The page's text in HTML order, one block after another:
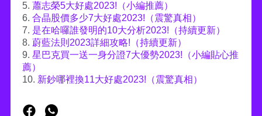
5. 蕭志榮5大好處2023!（小編推薦）
6. 合晶股價多少7大好處2023!（震驚真相）
7. 是在哈囉誰發明的10大分析2023!（持續更新）
8. 蔚藍法則2023詳細攻略!（持續更新）
9. 星巴克買一送一身分證7大優勢2023!（小編貼心推
薦）
10. 新鈔哪裡換11大好處2023!（震驚真相）